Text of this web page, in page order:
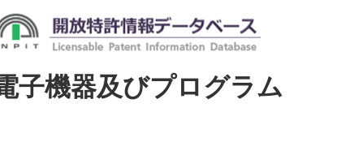
子機器及びプログラム